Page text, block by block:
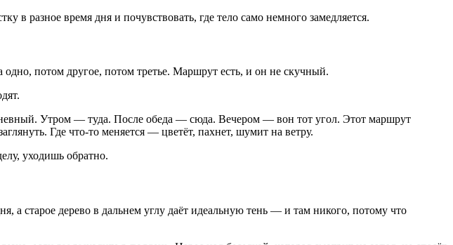
в разное время дня и почувствовать, где тело само немного замедляется.
потом другое, потом третье. Маршрут есть, и он не скучный.
Утром — туда. После обеда — сюда. Вечером — вон тот угол. Этот маршрут
Где что-то меняется — цветёт, пахнет, шумит на ветру.
уходишь обратно.
а старое дерево в дальнем углу даёт идеальную тень — и там никого, потому что